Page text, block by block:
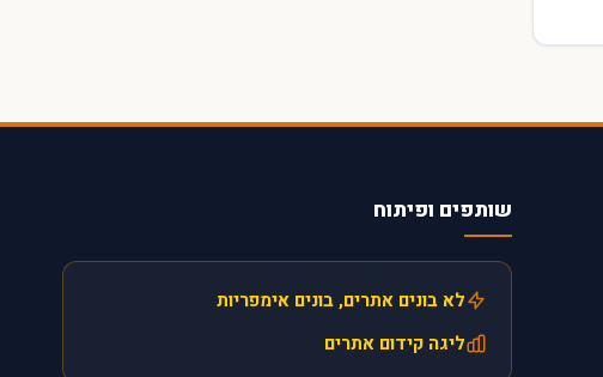
שותפים ופיתוח
לא בונים אתרים, בונים אימפריות
ליגה קידום אתרים